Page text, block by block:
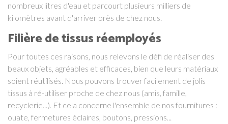
nombreux litres d'eau et parcourt plusieurs milliers de
kilomètres avant d'arriver près de chez nous.
Filière de tissus réemployés
Pour toutes ces raisons, nous relevons le défi de réaliser des
beaux objets, agréables et efficaces, bien que leurs matériaux
soient réutilisés. Nous pouvons trouver facilement de jolis
tissus à ré-utiliser proche de chez nous (amis, famille,
recyclerie...). Et cela concerne l'ensemble de nos fournitures :
ouate, fermetures éclaires, boutons, pressions...